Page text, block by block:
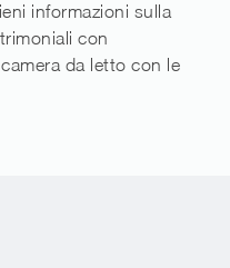
informazioni sulla
con
da letto con le